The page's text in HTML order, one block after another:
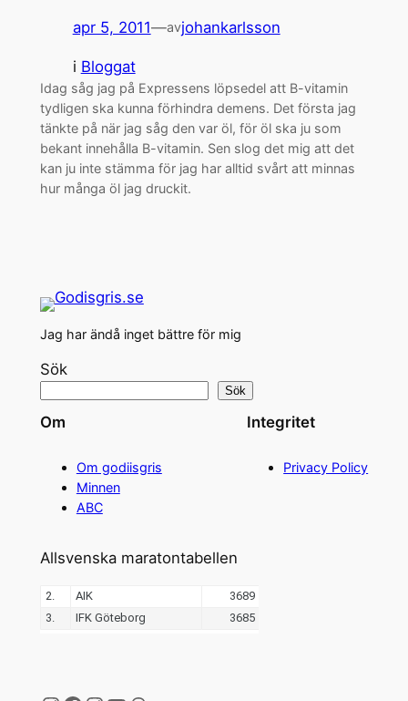
apr 5, 2011—avjohankarlsson
i Bloggat
Idag såg jag på Expressens löpsedel att B-vitamin
tydligen ska kunna förhindra demens. Det första jag
tänkte på när jag såg den var öl, för öl ska ju som
bekant innehålla B-vitamin. Sen slog det mig att det
kan ju inte stämma för jag har alltid svårt att minnas
hur många öl jag druckit.
Jag har ändå inget bättre för mig
Sök
Sök
Om
Om godiisgris
Minnen
ABC
Integritet
Privacy Policy
Allsvenska maratontabellen